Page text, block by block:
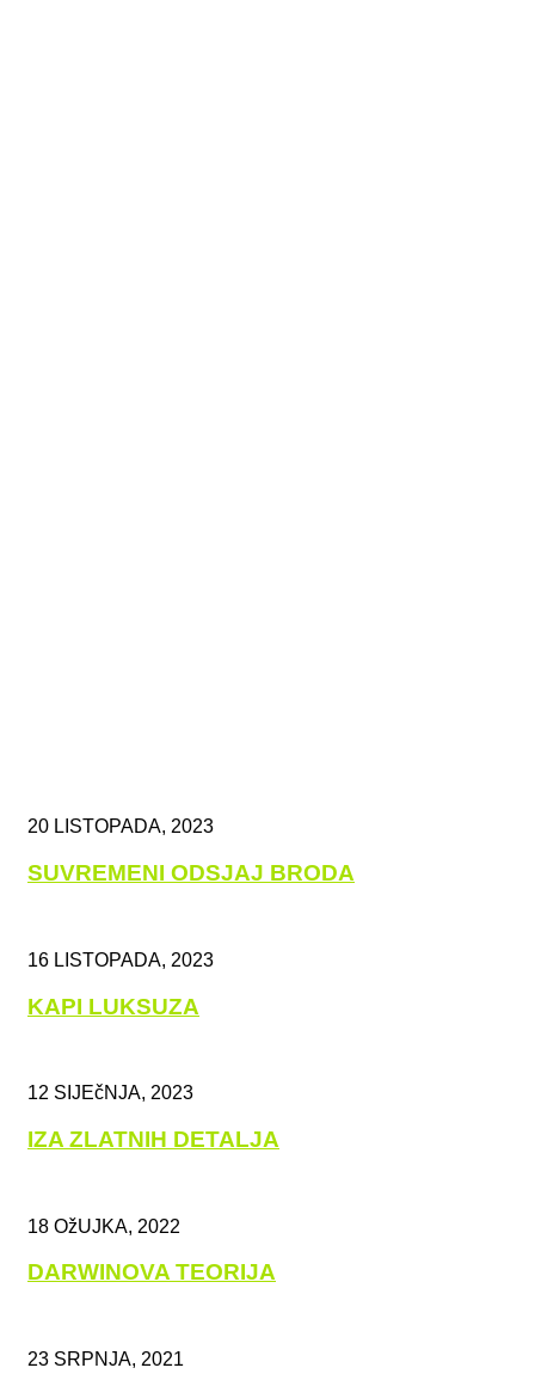
20 LISTOPADA, 2023
SUVREMENI ODSJAJ BRODA
16 LISTOPADA, 2023
KAPI LUKSUZA
12 SIJEčNJA, 2023
IZA ZLATNIH DETALJA
18 OžUJKA, 2022
DARWINOVA TEORIJA
23 SRPNJA, 2021